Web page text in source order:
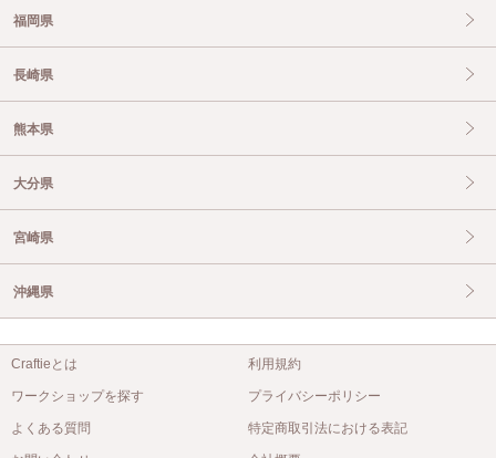
福岡県
長崎県
熊本県
大分県
宮崎県
沖縄県
Craftieとは
ワークショップを探す
よくある質問
利用規約
プライバシーポリシー
特定商取引法における表記